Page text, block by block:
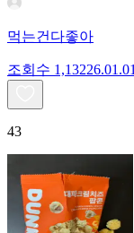
먹는건다좋아
조회수 1,13226.01.01
43